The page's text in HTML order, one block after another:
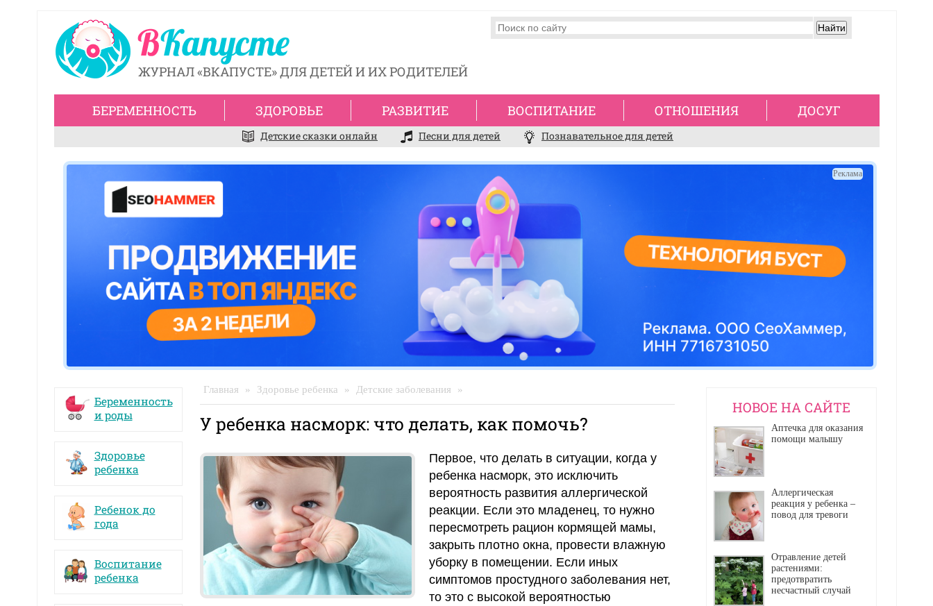
ЖУРНАЛ «ВКАПУСТЕ» ДЛЯ ДЕТЕЙ И ИХ РОДИТЕЛЕЙ
Реклама
Беременность
и роды
Здоровье
ребенка
Ребенок до
года
Воспитание
ребенка
Главная » Здоровье ребенка » Детские заболевания »
У ребенка насморк: что делать, как помочь?
Первое, что делать в ситуации, когда у
ребенка насморк, это исключить
вероятность развития аллергической
реакции. Если это младенец, то нужно
пересмотреть рацион кормящей мамы,
закрыть плотно окна, провести влажную
уборку в помещении. Если иных
симптомов простудного заболевания нет,
то это с высокой вероятностью
НОВОЕ НА САЙТЕ
Аптечка для оказания
помощи малышу
Аллергическая
реакция у ребенка –
повод для тревоги
Отравление детей
растениями:
предотвратить
несчастный случай
БЕРЕМЕННОСТЬ ЗДОРОВЬЕ РАЗВИТИЕ ВОСПИТАНИЕ ОТНОШЕНИЯ ДОСУГ
Детские сказки онлайн Песни для детей Познавательное для детей